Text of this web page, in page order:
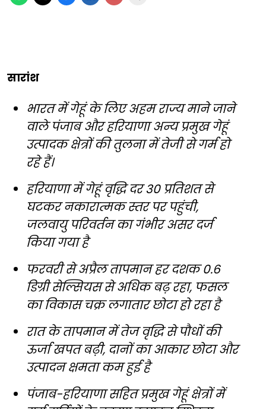
सारांश
भारत में गेहूं के लिए अहम राज्य माने जाने
वाले पंजाब और हरियाणा अन्य प्रमुख गेहूं
उत्पादक क्षेत्रों की तुलना में तेजी से गर्म हो
रहे हैं।
हरियाणा में गेहूं वृद्धि दर 30 प्रतिशत से
घटकर नकारात्मक स्तर पर पहुंची,
जलवायु परिवर्तन का गंभीर असर दर्ज
किया गया है
फरवरी से अप्रैल तापमान हर दशक 0.6
डिग्री सेल्सियस से अधिक बढ़ रहा, फसल
का विकास चक्र लगातार छोटा हो रहा है
रात के तापमान में तेज वृद्धि से पौधों की
ऊर्जा खपत बढ़ी, दानों का आकार छोटा और
उत्पादन क्षमता कम हुई है
पंजाब-हरियाणा सहित प्रमुख गेहूं क्षेत्रों में